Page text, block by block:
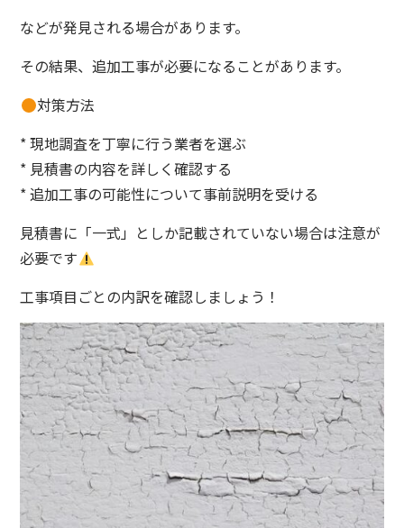
などが発見される場合があります。
その結果、追加工事が必要になることがあります。
対策方法
* 現地調査を丁寧に行う業者を選ぶ
* 見積書の内容を詳しく確認する
* 追加工事の可能性について事前説明を受ける
見積書に「一式」としか記載されていない場合は注意が
必要です
工事項目ごとの内訳を確認しましょう！